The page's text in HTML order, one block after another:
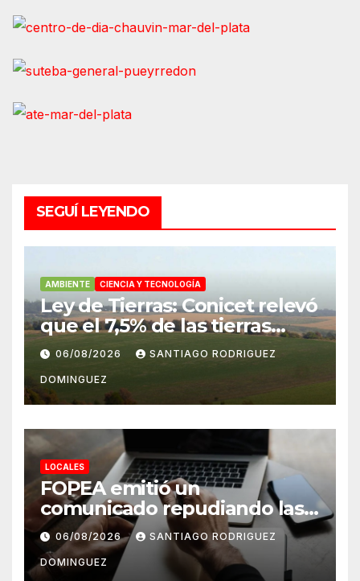
SEGUÍ LEYENDO
AMBIENTE CIENCIA Y TECNOLOGÍA
Ley de Tierras: Conicet relevó
que el 7,5% de las tierras
rurales de Mar del Plata
pertenecen a extranjeros
06/08/2026 SANTIAGO RODRIGUEZ
DOMINGUEZ
LOCALES
FOPEA emitió un
comunicado repudiando las
cuentas pseudo periodísticas
de Instagram en Mar del
Plata
06/08/2026 SANTIAGO RODRIGUEZ
DOMINGUEZ